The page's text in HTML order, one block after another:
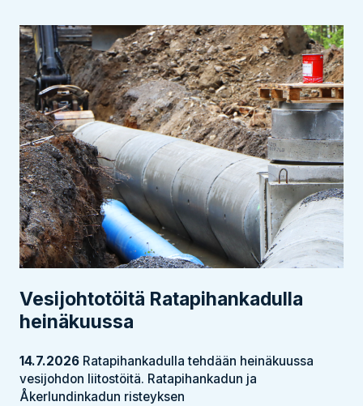
Vesijohtotöitä Ratapihankadulla
heinäkuussa
14.7.2026 Ratapihankadulla tehdään heinäkuussa
vesijohdon liitostöitä. Ratapihankadun ja
Åkerlundinkadun risteyksen